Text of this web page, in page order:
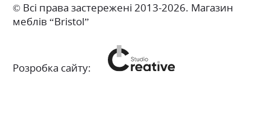
© Всі права застережені 2013-2026. Магазин
меблів “Bristol”
Розробка сайту: